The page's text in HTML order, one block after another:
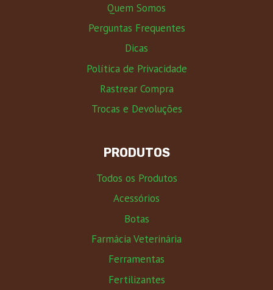
Quem Somos
Perguntas Frequentes
Dicas
Política de Privacidade
Rastrear Compra
Trocas e Devoluções
PRODUTOS
Todos os Produtos
Acessórios
Botas
Farmácia Veterinária
Ferramentas
Fertilizantes